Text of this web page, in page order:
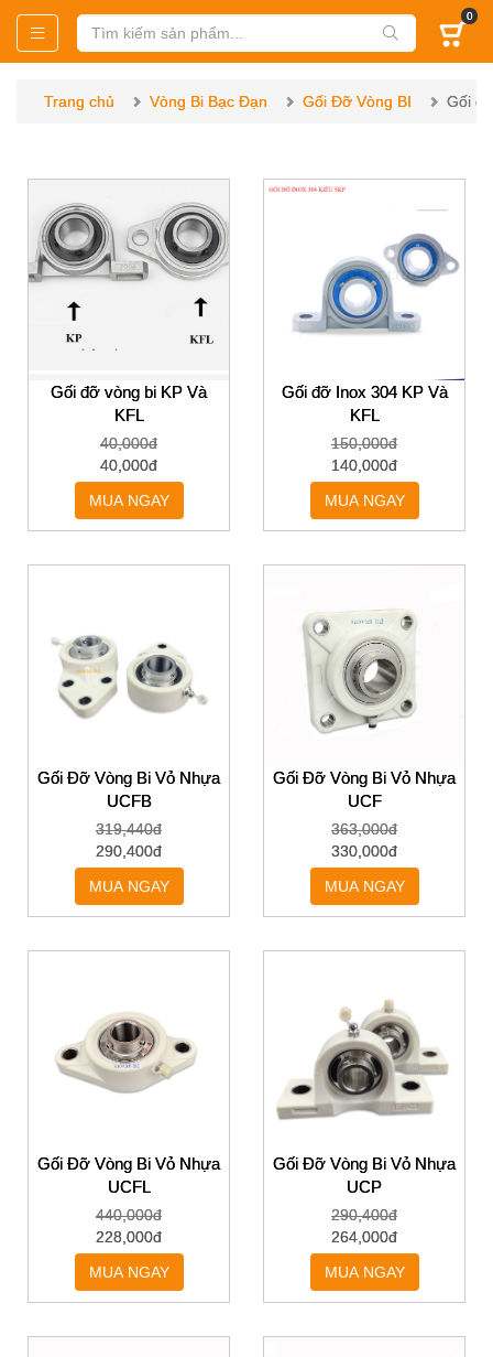
0
Trang chủ Vòng Bi Bạc Đạn Gối Đỡ Vòng BI Gối
Gối đỡ vòng bi KP Và
KFL
40,000đ
40,000đ
MUA NGAY
Gối đỡ Inox 304 KP Và
KFL
150,000đ
140,000đ
MUA NGAY
Gối Đỡ Vòng Bi Vỏ Nhựa
UCFB
319,440đ
290,400đ
MUA NGAY
Gối Đỡ Vòng Bi Vỏ Nhựa
UCF
363,000đ
330,000đ
MUA NGAY
Gối Đỡ Vòng Bi Vỏ Nhựa
UCFL
440,000đ
228,000đ
MUA NGAY
Gối Đỡ Vòng Bi Vỏ Nhựa
UCP
290,400đ
264,000đ
MUA NGAY